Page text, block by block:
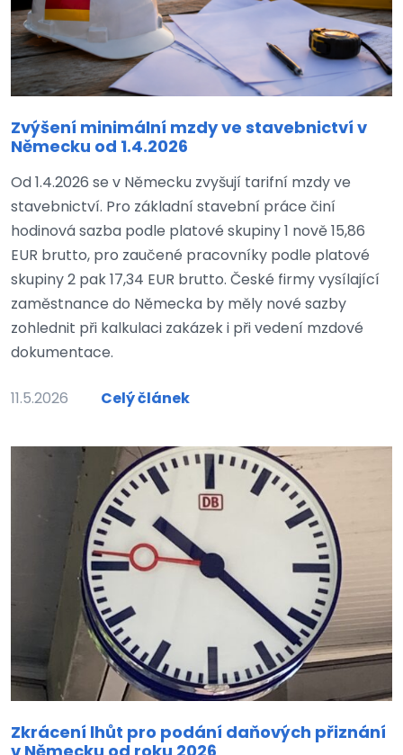
Zvýšení minimální mzdy ve stavebnictví v
Německu od 1.4.2026
Od 1.4.2026 se v Německu zvyšují tarifní mzdy ve
stavebnictví. Pro základní stavební práce činí
hodinová sazba podle platové skupiny 1 nově 15,86
EUR brutto, pro zaučené pracovníky podle platové
skupiny 2 pak 17,34 EUR brutto. České firmy vysílající
zaměstnance do Německa by měly nové sazby
zohlednit při kalkulaci zakázek i při vedení mzdové
dokumentace.
11.5.2026 Celý článek
Zkrácení lhůt pro podání daňových přiznání